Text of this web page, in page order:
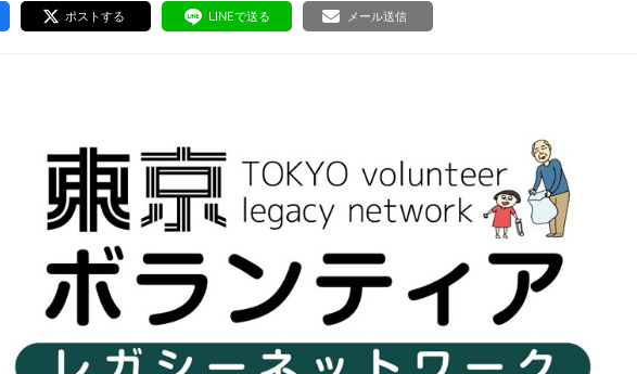
中高生
京2020大会の軌跡
ポストする LINEで送る メール送信